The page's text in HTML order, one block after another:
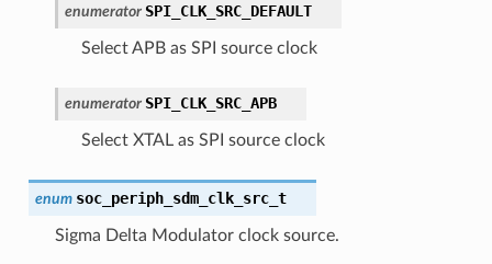
enumerator SPI_CLK_SRC_DEFAULT
Select APB as SPI source clock
enumerator SPI_CLK_SRC_APB
Select XTAL as SPI source clock
enum soc_periph_sdm_clk_src_t
Sigma Delta Modulator clock source.